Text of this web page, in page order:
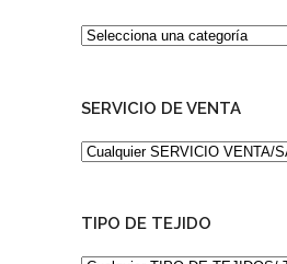
Selecciona
SERVICIO DE VENTA
TIPO DE TEJIDO